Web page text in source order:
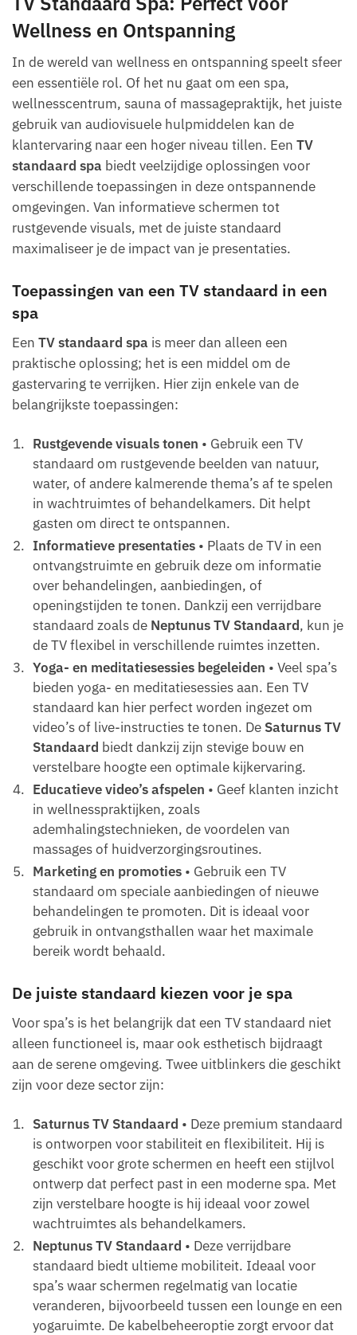
Wellness en Ontspanning
In de wereld van wellness en ontspanning speelt sfeer
een essentiële rol. Of het nu gaat om een spa,
wellnesscentrum, sauna of massagepraktijk, het juiste
gebruik van audiovisuele hulpmiddelen kan de
klantervaring naar een hoger niveau tillen. Een TV
standaard spa biedt veelzijdige oplossingen voor
verschillende toepassingen in deze ontspannende
omgevingen. Van informatieve schermen tot
rustgevende visuals, met de juiste standaard
maximaliseer je de impact van je presentaties.
Toepassingen van een TV standaard in een
spa
Een TV standaard spa is meer dan alleen een
praktische oplossing; het is een middel om de
gastervaring te verrijken. Hier zijn enkele van de
belangrijkste toepassingen:
Rustgevende visuals tonen • Gebruik een TV
standaard om rustgevende beelden van natuur,
water, of andere kalmerende thema’s af te spelen
in wachtruimtes of behandelkamers. Dit helpt
gasten om direct te ontspannen.
Informatieve presentaties • Plaats de TV in een
ontvangstruimte en gebruik deze om informatie
over behandelingen, aanbiedingen, of
openingstijden te tonen. Dankzij een verrijdbare
standaard zoals de Neptunus TV Standaard, kun je
de TV flexibel in verschillende ruimtes inzetten.
Yoga- en meditatiesessies begeleiden • Veel spa’s
bieden yoga- en meditatiesessies aan. Een TV
standaard kan hier perfect worden ingezet om
video’s of live-instructies te tonen. De Saturnus TV
Standaard biedt dankzij zijn stevige bouw en
verstelbare hoogte een optimale kijkervaring.
Educatieve video’s afspelen • Geef klanten inzicht
in wellnesspraktijken, zoals
ademhalingstechnieken, de voordelen van
massages of huidverzorgingsroutines.
Marketing en promoties • Gebruik een TV
standaard om speciale aanbiedingen of nieuwe
behandelingen te promoten. Dit is ideaal voor
gebruik in ontvangsthallen waar het maximale
bereik wordt behaald.
De juiste standaard kiezen voor je spa
Voor spa’s is het belangrijk dat een TV standaard niet
alleen functioneel is, maar ook esthetisch bijdraagt
aan de serene omgeving. Twee uitblinkers die geschikt
zijn voor deze sector zijn:
Saturnus TV Standaard • Deze premium standaard
is ontworpen voor stabiliteit en flexibiliteit. Hij is
geschikt voor grote schermen en heeft een stijlvol
ontwerp dat perfect past in een moderne spa. Met
zijn verstelbare hoogte is hij ideaal voor zowel
wachtruimtes als behandelkamers.
Neptunus TV Standaard • Deze verrijdbare
standaard biedt ultieme mobiliteit. Ideaal voor
spa’s waar schermen regelmatig van locatie
veranderen, bijvoorbeeld tussen een lounge en een
yogaruimte. De kabelbeheeroptie zorgt ervoor dat